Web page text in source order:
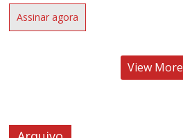
Assinar agora
View More